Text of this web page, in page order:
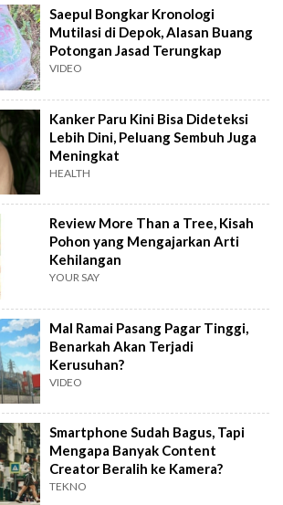
Saepul Bongkar Kronologi
Mutilasi di Depok, Alasan Buang
Potongan Jasad Terungkap
VIDEO
Kanker Paru Kini Bisa Dideteksi
Lebih Dini, Peluang Sembuh Juga
Meningkat
HEALTH
Review More Than a Tree, Kisah
Pohon yang Mengajarkan Arti
Kehilangan
YOUR SAY
Mal Ramai Pasang Pagar Tinggi,
Benarkah Akan Terjadi
Kerusuhan?
VIDEO
Smartphone Sudah Bagus, Tapi
Mengapa Banyak Content
Creator Beralih ke Kamera?
TEKNO